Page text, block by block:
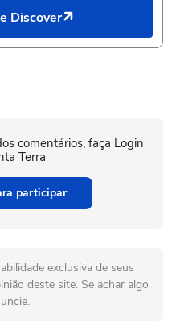
Discover
comentários, faça Login
Terra
participar
exclusiva de seus
deste site. Se achar algo